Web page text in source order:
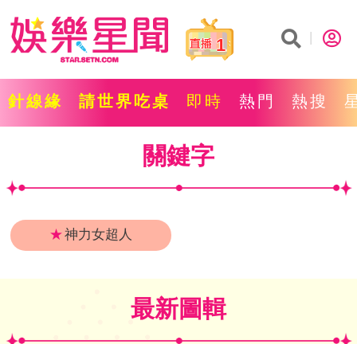
1
針線緣 請世界吃桌 即時 熱門 熱搜
關鍵字
★神力女超人
最新圖輯